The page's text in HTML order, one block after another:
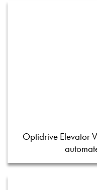
Optidrive Elevator